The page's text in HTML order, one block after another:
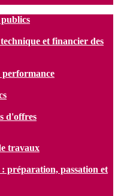
et financier des
performance
d'offres
travaux
préparation, passation et